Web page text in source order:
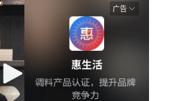
广告